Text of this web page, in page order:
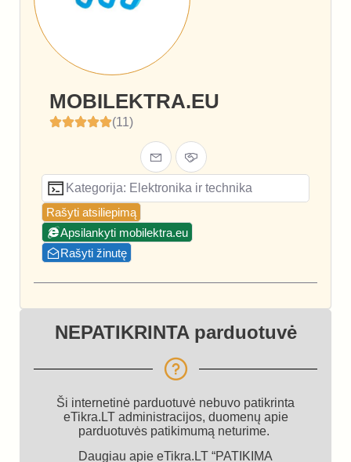
MOBILEKTRA.EU
(11)
Kategorija: Elektronika ir technika
Rašyti atsiliepimą
Apsilankyti mobilektra.eu
Rašyti žinutę
NEPATIKRINTA parduotuvė
Ši internetinė parduotuvė nebuvo patikrinta
eTikra.LT administracijos, duomenų apie
parduotuvės patikimumą neturime.
Daugiau apie eTikra.LT “PATIKIMA